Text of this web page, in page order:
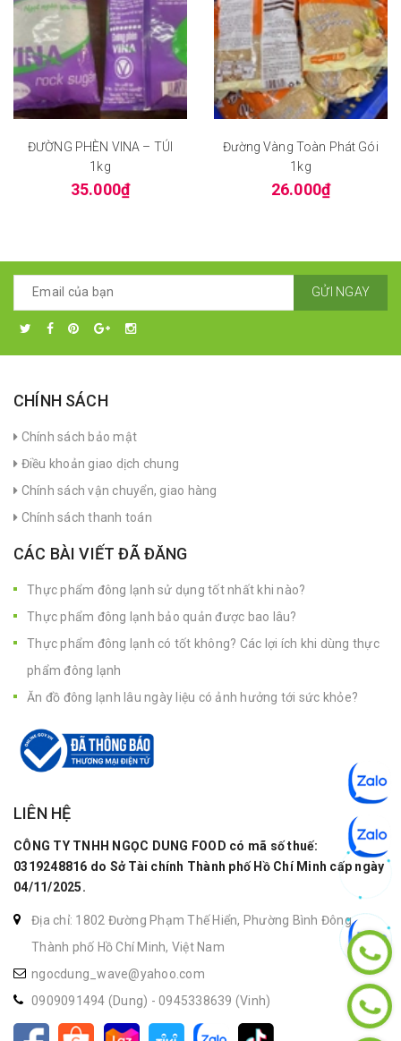
ĐƯỜNG PHÈN VINA – TÚI
1kg
35.000₫
Đường Vàng Toàn Phát Gói
1kg
26.000₫
GỬI NGAY
CHÍNH SÁCH
Chính sách bảo mật
Điều khoản giao dịch chung
Chính sách vận chuyển, giao hàng
Chính sách thanh toán
CÁC BÀI VIẾT ĐÃ ĐĂNG
Thực phẩm đông lạnh sử dụng tốt nhất khi nào?
Thực phẩm đông lạnh bảo quản được bao lâu?
Thực phẩm đông lạnh có tốt không? Các lợi ích khi dùng thực
phẩm đông lạnh
Ăn đồ đông lạnh lâu ngày liệu có ảnh hưởng tới sức khỏe?
LIÊN HỆ
CÔNG TY TNHH NGỌC DUNG FOOD có mã số thuế:
0319248816 do Sở Tài chính Thành phố Hồ Chí Minh cấp ngày
04/11/2025.
Địa chỉ: 1802 Đường Phạm Thế Hiển, Phường Bình Đông,
Thành phố Hồ Chí Minh, Việt Nam
ngocdung_wave@yahoo.com
0909091494 (Dung) - 0945338639 (Vinh)